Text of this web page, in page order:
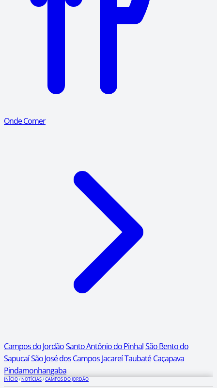
Onde Comer
Campos do JordãoSanto Antônio do PinhalSão Bento do
SapucaíSão José dos Campos JacareíTaubaté Caçapava
Pindamonhangaba
INÍCIO/NOTÍCIAS/CAMPOS DO JORDÃO